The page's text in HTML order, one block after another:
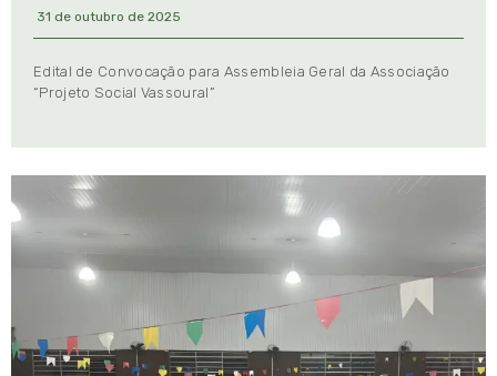
31 de outubro de 2025
Edital de Convocação para Assembleia Geral da Associação
“Projeto Social Vassoural”